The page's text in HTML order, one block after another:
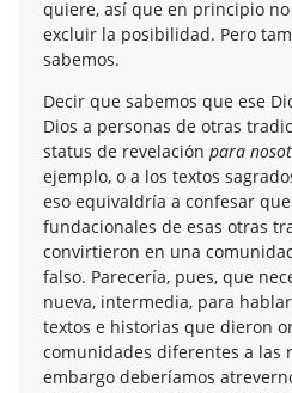
quiere, así que en principio
excluir la posibilidad. Pero
sabemos.
Decir que sabemos que ese
Dios a personas de otras
status de revelación para
ejemplo, o a los textos
eso equivaldría a confesar
fundacionales de esas otras
convirtieron en una
falso. Parecería, pues, que
nueva, intermedia, para
textos e historias que dieron
comunidades diferentes a las
embargo deberíamos